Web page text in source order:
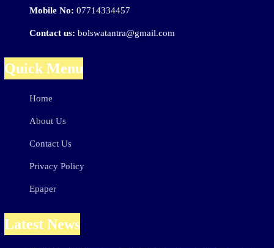
Mobile No: 07714334457
Contact us: bolswatantra@gmail.com
Quick Menu
Home
About Us
Contact Us
Privacy Policy
Epaper
Latest News